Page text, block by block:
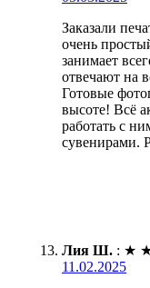
Заказали
очень
занимает
отвечают на
Готовые
высоте! Всё
работать с
сувенирами.
Лия Ш. : ★
11.02.2025